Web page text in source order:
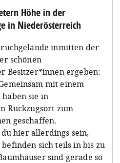
Höhe in der
in Niederösterreich
inmitten der
schönen
Besitzer*innen ergeben:
mit einem
sie in
Rückzugsort zum
geschaffen.
hier allerdings sein,
sich teils in bis zu
sind gerade so